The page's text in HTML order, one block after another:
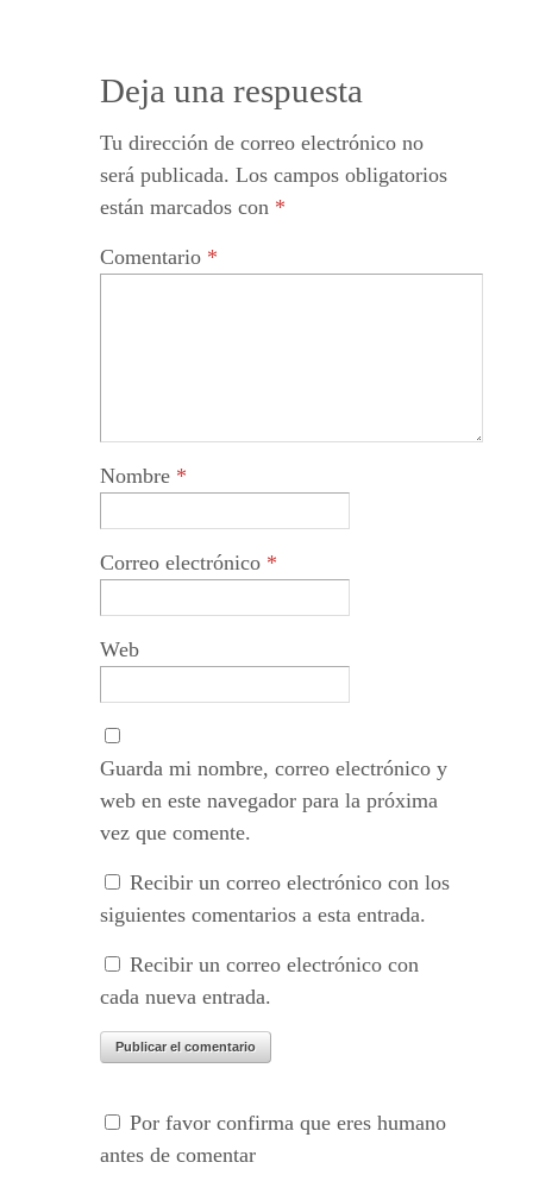
Deja una respuesta
Tu dirección de correo electrónico no
será publicada. Los campos obligatorios
están marcados con *
Comentario *
Nombre *
Correo electrónico *
Web
Guarda mi nombre, correo electrónico y
web en este navegador para la próxima
vez que comente.
Recibir un correo electrónico con los
siguientes comentarios a esta entrada.
Recibir un correo electrónico con
cada nueva entrada.
Por favor confirma que eres humano
antes de comentar